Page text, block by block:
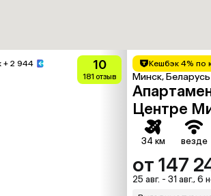
+ 2 944 10
181 отзыв
Кешбэк 4% по
Минск, Беларусь
Центре
34 км везде
от 147
25 авг. - 31 авг., 6